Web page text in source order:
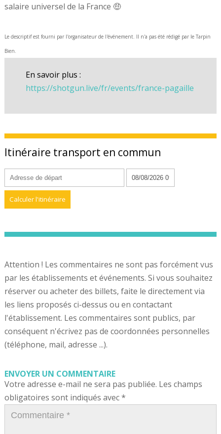
salaire universel de la France 🤑
Le descriptif est fourni par l'organisateur de l'événement. Il n'a pas été rédigé par le Tarpin
Bien.
En savoir plus :
https://shotgun.live/fr/events/france-pagaille
Itinéraire transport en commun
Attention ! Les commentaires ne sont pas forcément vus
par les établissements et événements. Si vous souhaitez
réserver ou acheter des billets, faite le directement via
les liens proposés ci-dessus ou en contactant
l'établissement. Les commentaires sont publics, par
conséquent n'écrivez pas de coordonnées personnelles
(téléphone, mail, adresse ...).
ENVOYER UN COMMENTAIRE
Votre adresse e-mail ne sera pas publiée. Les champs
obligatoires sont indiqués avec*